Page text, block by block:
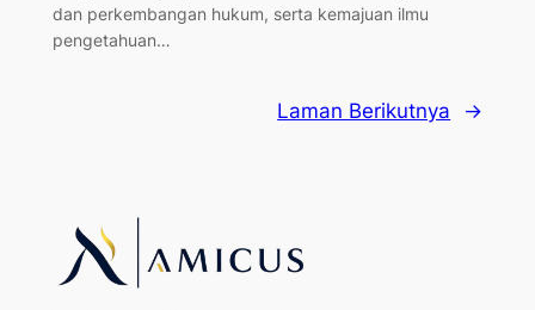
dan perkembangan hukum, serta kemajuan ilmu
pengetahuan…
Laman Berikutnya →